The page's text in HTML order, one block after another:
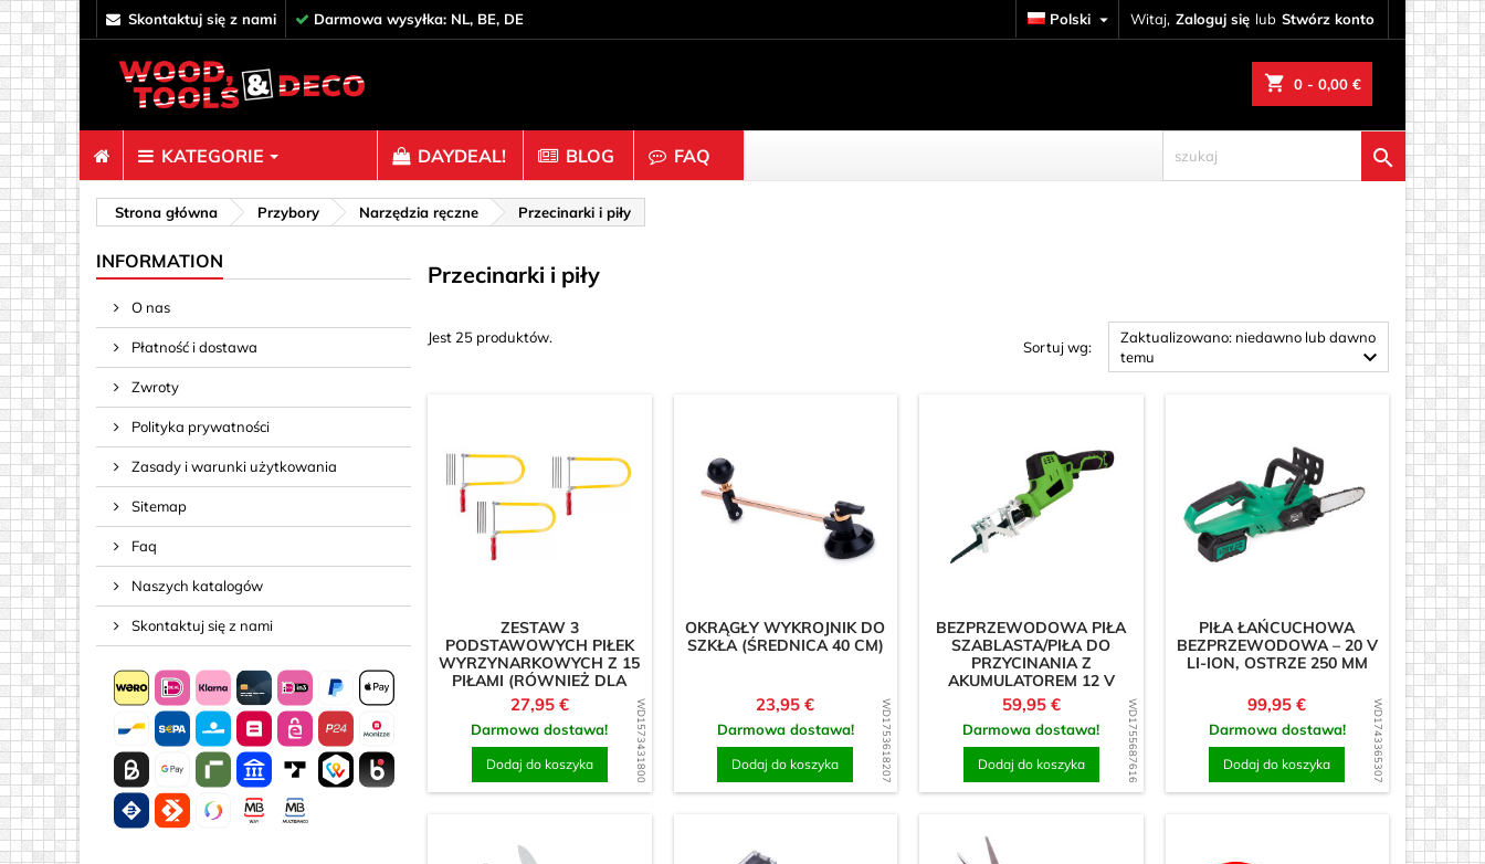
skontaktuj się z nami Darmowa wysyłka: NL, BE, DE Witaj, Zaloguj się lub Stwórz konto
Polski 
shopping_cart 0 - 0,00 €
KATEGORIE
Łączniki
Elementy dystansowe
wkręcane)
Paznokcie
Sprężyny i korki
Taśma, Lina & Klej
Złącza do półek
Ozdoby & Rzeźby w drewnie
Pierścienie
Półkule
Szpilki do ubrań
Dyski
Inne kształty
Kwadraty
DAYDEAL! BLOG FAQ 
Strona główna Przybory Narzędzia ręczne Przecinarki i piły
INFORMATION
O nas
Płatność i dostawa
Zwroty
Polityka prywatności
Zasady i warunki użytkowania
Sitemap
Faq
Naszych katalogów
Skontaktuj się z nami
Przecinarki i piły
Jest 25 produktów.
Sortuj wg:
Zaktualizowano: niedawno lub dawno
temu

WD1573431800
ZESTAW 3
PODSTAWOWYCH PIŁEK
WYRZYNARKOWYCH Z 15
PIŁAMI (RÓWNIEŻ DLA
DZIECI)
Cena
27,95 €
Darmowa dostawa!
Dodaj do koszyka WD1753618207
OKRĄGŁY WYKROJNIK DO
SZKŁA (ŚREDNICA 40 CM)
Cena
23,95 €
Darmowa dostawa!
Dodaj do koszyka WD1755687616
BEZPRZEWODOWA PIŁA
SZABLASTA/PIŁA DO
PRZYCINANIA Z
AKUMULATOREM 12 V
Cena
59,95 €
Darmowa dostawa!
Dodaj do koszyka WD1743365307
PIŁA ŁAŃCUCHOWA
BEZPRZEWODOWA – 20 V
LI-ION, OSTRZE 250 MM
Cena
99,95 €
Darmowa dostawa!
Dodaj do koszyka